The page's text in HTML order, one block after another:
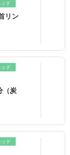
ッド
リン
ッド
（炭
ッド